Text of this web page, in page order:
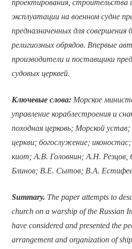
проектирования, строительства
эксплуатации на военном судне
предназначенных для совершения
религиозных обрядов. Впервые
производители и поставщики
судовых церквей.
Ключевые слова:Морское
управление кораблестроения и
походная церковь; Морской
церкви; богослужение;
киот; А.В. Головнин; А.Н.
Блинов; В.Е. Сытов; В.А.
Summary. The paper attempts to
church on a warship of the Russian
have considered and presented the
arrangement and organization of